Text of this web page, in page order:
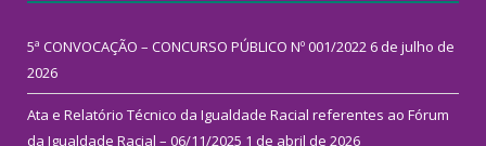
5ª CONVOCAÇÃO – CONCURSO PÚBLICO Nº 001/2022 6 de julho de
2026
Ata e Relatório Técnico da Igualdade Racial referentes ao Fórum
da Igualdade Racial – 06/11/2025 1 de abril de 2026